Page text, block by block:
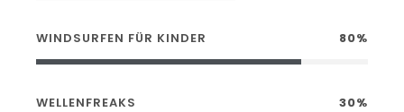
WINDSURFEN FÜR KINDER 80%
WELLENFREAKS 30%